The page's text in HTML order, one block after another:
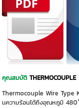
คุณสมบัติ
Thermocouple Wire Type
นความร้อนได้ถึงอุณหภูมิ 480